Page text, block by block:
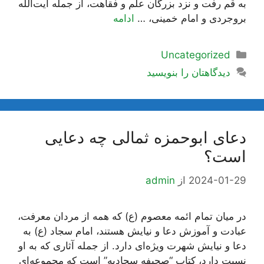
به قم رفت و نزد بزرگان علم و فقاهت، از جمله آیت‌الله
بروجردی و امام خمینی، … ادامه
دسته‌ها
Uncategorized
دیدگاهتان را بنویسید
دعای ابوحمزه ثمالی چه دعایی
است؟
2024-01-29 از admin
در میان تمام ائمه معصوم (ع) که همه از مردان معرفت،
عبادت و آموزش دعا و نیایش هستند، امام سجاد (ع) به
دعا و نیایش شهرت ویژه‌ای دارد. از جمله آثاری که به او
نسبت دارد، کتاب “صحیفه سجادیه” است که مجموعه‌ای